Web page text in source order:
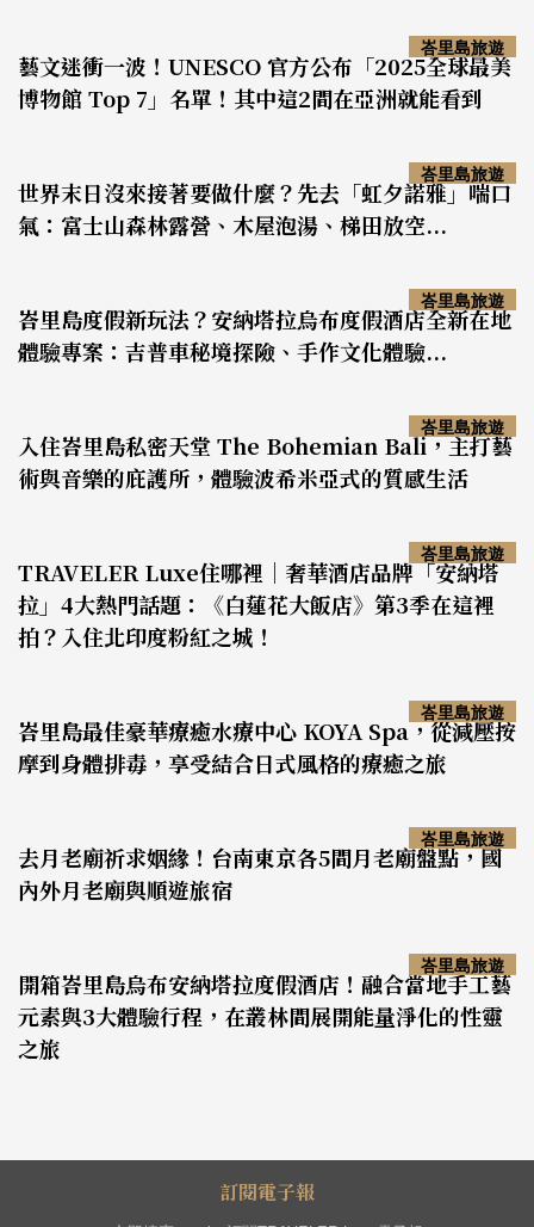
藝文迷衝一波！UNESCO 官方公布「2025全球最美
博物館 Top 7」名單！其中這2間在亞洲就能看到
峇里島旅遊
世界末日沒來接著要做什麼？先去「虹夕諾雅」喘口
氣：富士山森林露營、木屋泡湯、梯田放空...
峇里島旅遊
峇里島度假新玩法？安納塔拉烏布度假酒店全新在地
體驗專案：吉普車秘境探險、手作文化體驗...
峇里島旅遊
入住峇里島私密天堂 The Bohemian Bali，主打藝
術與音樂的庇護所，體驗波希米亞式的質感生活
峇里島旅遊
TRAVELER Luxe住哪裡｜奢華酒店品牌「安納塔
拉」4大熱門話題：《白蓮花大飯店》第3季在這裡
拍？入住北印度粉紅之城！
峇里島旅遊
峇里島最佳豪華療癒水療中心 KOYA Spa，從減壓按
摩到身體排毒，享受結合日式風格的療癒之旅
峇里島旅遊
去月老廟祈求姻緣！台南東京各5間月老廟盤點，國
內外月老廟與順遊旅宿
峇里島旅遊
開箱峇里島烏布安納塔拉度假酒店！融合當地手工藝
元素與3大體驗行程，在叢林間展開能量淨化的性靈
之旅
峇里島旅遊
訂閱電子報